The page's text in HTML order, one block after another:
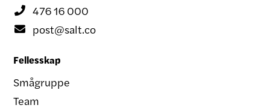
 476 16 000
 post@salt.co
Fellesskap
Smågruppe
Team